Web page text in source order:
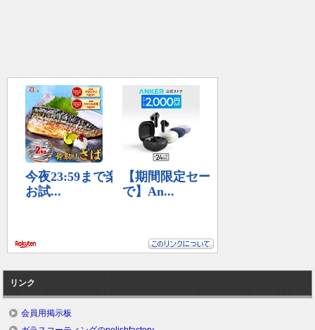
リンク
会員用掲示板